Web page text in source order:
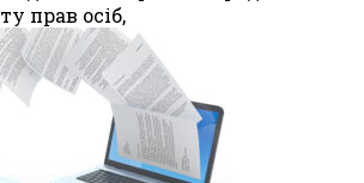
прав осіб,